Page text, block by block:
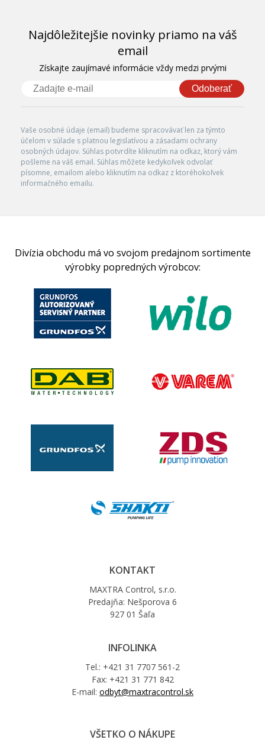
Najdôležitejšie novinky priamo na váš
email
Získajte zaujímavé informácie vždy medzi prvými
Odoberať
Vaše osobné údaje (email) budeme spracovávať len za týmto
účelom v súlade s platnou legislatívou a zásadami ochrany
osobných údajov. Súhlas potvrdíte kliknutím na odkaz, ktorý vám
pošleme na váš email. Súhlas môžete kedykoľvek odvolať
písomne, emailom alebo kliknutím na odkaz z ktoréhokoľvek
informačného emailu.
Divízia obchodu má vo svojom predajnom sortimente
výrobky popredných výrobcov:
KONTAKT
MAXTRA Control, s.r.o.
Predajňa: Nešporova 6
927 01 Šaľa
INFOLINKA
Tel.: +421 31 7707 561-2
Fax: +421 31 771 842
E-mail: odbyt@maxtracontrol.sk
VŠETKO O NÁKUPE